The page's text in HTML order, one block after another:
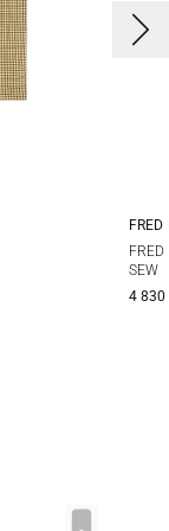
M
FRED
SEW
4